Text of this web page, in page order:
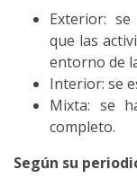
Exterior:
que las
entorno de
Interior: se
Mixta: se
completo.
Según su